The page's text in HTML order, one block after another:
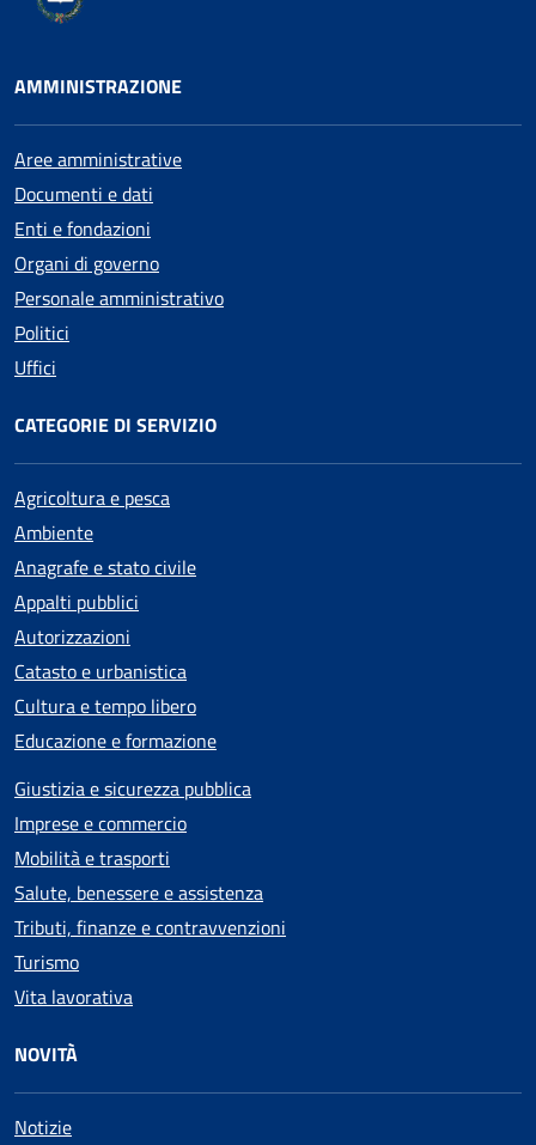
AMMINISTRAZIONE
Aree amministrative
Documenti e dati
Enti e fondazioni
Organi di governo
Personale amministrativo
Politici
Uffici
CATEGORIE DI SERVIZIO
Agricoltura e pesca
Ambiente
Anagrafe e stato civile
Appalti pubblici
Autorizzazioni
Catasto e urbanistica
Cultura e tempo libero
Educazione e formazione
Giustizia e sicurezza pubblica
Imprese e commercio
Mobilità e trasporti
Salute, benessere e assistenza
Tributi, finanze e contravvenzioni
Turismo
Vita lavorativa
NOVITÀ
Notizie